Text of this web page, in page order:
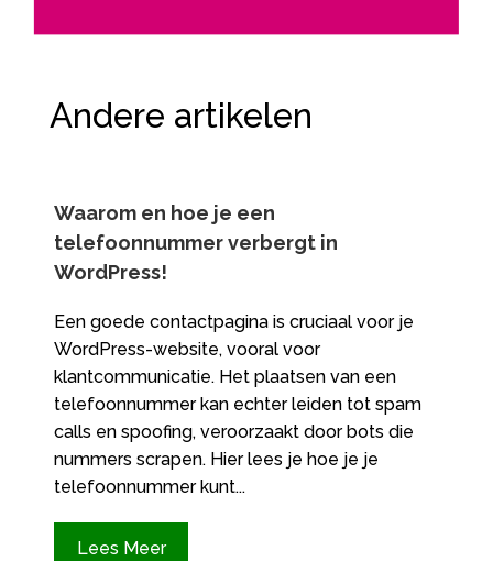
Andere artikelen
Waarom en hoe je een
telefoonnummer verbergt in
WordPress!
Een goede contactpagina is cruciaal voor je
WordPress-website, vooral voor
klantcommunicatie. Het plaatsen van een
telefoonnummer kan echter leiden tot spam
calls en spoofing, veroorzaakt door bots die
nummers scrapen. Hier lees je hoe je je
telefoonnummer kunt...
Lees Meer